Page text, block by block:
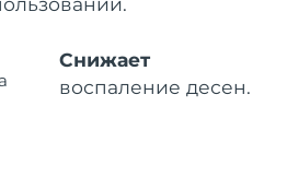
Снижает
воспаление десен.
Ожидаемая дата доставки